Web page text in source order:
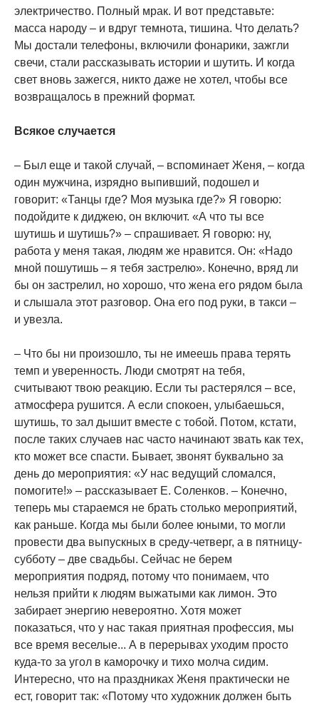
электричество. Полный мрак. И вот представьте:
масса народу – и вдруг темнота, тишина. Что делать?
Мы достали телефоны, включили фонарики, зажгли
свечи, стали рассказывать истории и шутить. И когда
свет вновь зажегся, никто даже не хотел, чтобы все
возвращалось в прежний формат.
Всякое случается
– Был еще и такой случай, – вспоминает Женя, – когда
один мужчина, изрядно выпивший, подошел и
говорит: «Танцы где? Моя музыка где?» Я говорю:
подойдите к диджею, он включит. «А что ты все
шутишь и шутишь?» – спрашивает. Я говорю: ну,
работа у меня такая, людям же нравится. Он: «Надо
мной пошутишь – я тебя застрелю». Конечно, вряд ли
бы он застрелил, но хорошо, что жена его рядом была
и слышала этот разговор. Она его под руки, в такси –
и увезла.
– Что бы ни произошло, ты не имеешь права терять
темп и уверенность. Люди смотрят на тебя,
считывают твою реакцию. Если ты растерялся – все,
атмосфера рушится. А если спокоен, улыбаешься,
шутишь, то зал дышит вместе с тобой. Потом, кстати,
после таких случаев нас часто начинают звать как тех,
кто может все спасти. Бывает, звонят буквально за
день до мероприятия: «У нас ведущий сломался,
помогите!» – рассказывает Е. Соленков. – Конечно,
теперь мы стараемся не брать столько мероприятий,
как раньше. Когда мы были более юными, то могли
провести два выпускных в среду-четверг, а в пятницу-
субботу – две свадьбы. Сейчас не берем
мероприятия подряд, потому что понимаем, что
нельзя прийти к людям выжатыми как лимон. Это
забирает энергию невероятно. Хотя может
показаться, что у нас такая приятная профессия, мы
все время веселые... А в перерывах уходим просто
куда-то за угол в каморочку и тихо молча сидим.
Интересно, что на праздниках Женя практически не
ест, говорит так: «Потому что художник должен быть